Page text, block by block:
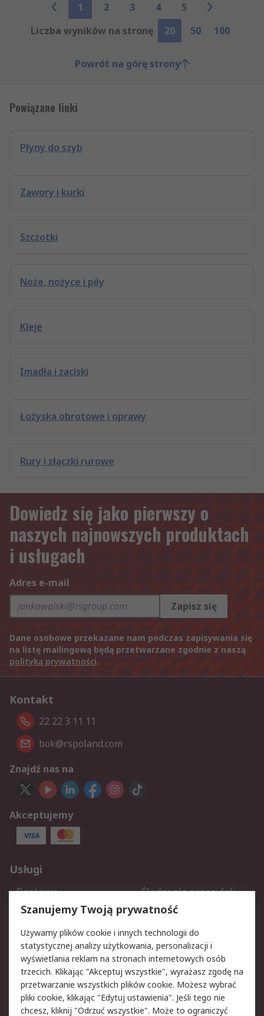
1 2 3 4
5
Liczba wyników na stronę
20 50 100
Powrót na górę strony
Powiązane linki
Płyny do szyb
Zawory i kurki
Szczotki
Noże, nożyce i piły
Kleje
Imadła i zaciski
Łożyska obrotowe i oprawy
Rury i złączki rurowe
Dowiedz się jako pierwszy o
naszych najnowszych produktach
i usługach
Adres e-mail
Zapisz się
Dane osobowe przekazane nam podczas zapisywania się
na listę mailingową będą przetwarzane zgodnie z naszą
polityką prywatności.
Kontakt
22 22 3 11 11
bok@rspoland.com
Znajdź nas na
Akceptujemy
Usługi
Dostawa
Śledzenie przesyłek
Reklamacje i zwroty
Rejestracja
Aspekty prawne
Bezpieczeństwo e-
maila
Polityka dotycząca
plików cookie
Polityka prywatności
Użytkowanie witryny
Szanujemy Twoją prywatność
Używamy plików cookie i innych technologii do
statystycznej analizy użytkowania, personalizacji i
wyświetlania reklam na stronach internetowych osób
trzecich. Klikając "Akceptuj wszystkie", wyrażasz zgodę na
przetwarzanie wszystkich plików cookie. Możesz wybrać
pliki cookie, klikając "Edytuj ustawienia". Jeśli tego nie
chcesz, kliknij "Odrzuć wszystkie". Może to ograniczyć